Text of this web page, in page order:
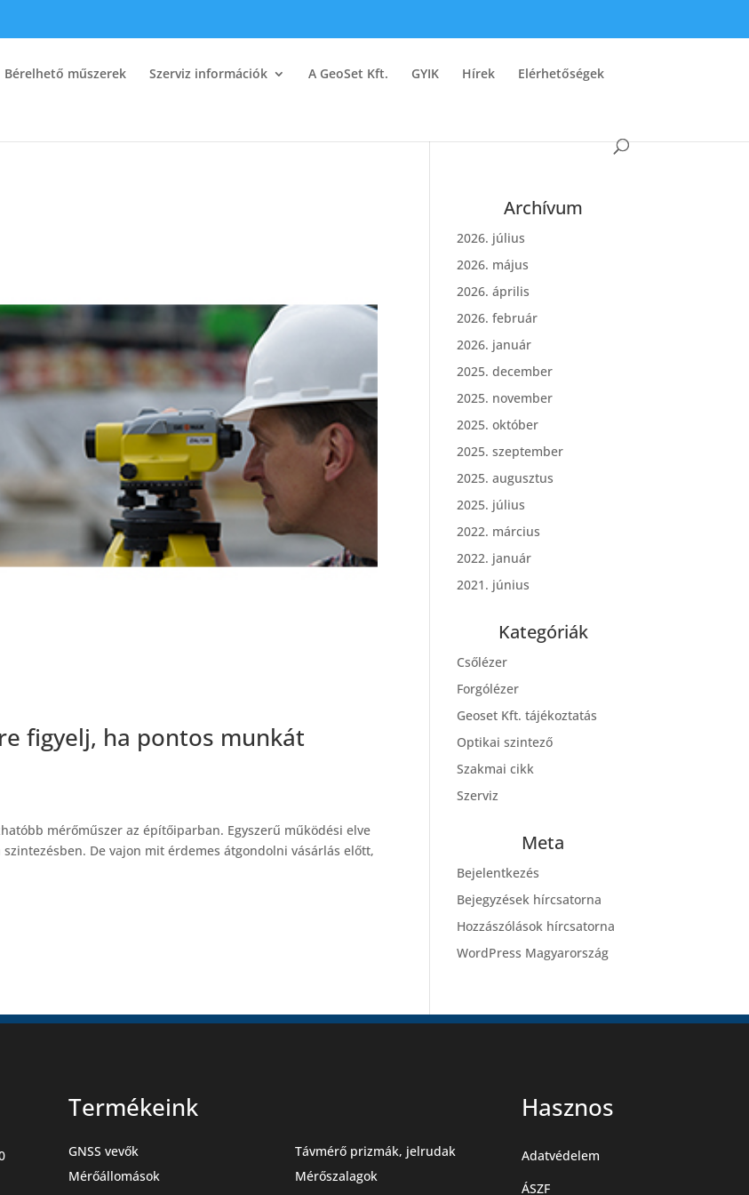
Bérelhető műszerek Szerviz információk A GeoSet Kft. GYIK Hírek Elérhetőségek
figyelj, ha pontos munkát
mérőműszer az építőiparban. Egyszerű működési elve
De vajon mit érdemes átgondolni vásárlás előtt,
Archívum
2026. július
2026. május
2026. április
2026. február
2026. január
2025. december
2025. november
2025. október
2025. szeptember
2025. augusztus
2025. július
2022. március
2022. január
2021. június
Kategóriák
Csőlézer
Forgólézer
Geoset Kft. tájékoztatás
Optikai szintező
Szakmai cikk
Szerviz
Meta
Bejelentkezés
Bejegyzések hírcsatorna
Hozzászólások hírcsatorna
WordPress Magyarország
Termékeink
GNSS vevők
Mérőállomások
Távmérő prizmák, jelrudak
Mérőszalagok
Hasznos
Adatvédelem
ÁSZF